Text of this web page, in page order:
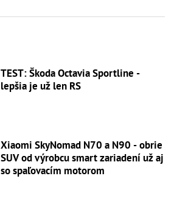
TEST: Škoda Octavia Sportline -
lepšia je už len RS
Xiaomi SkyNomad N70 a N90 - obrie
SUV od výrobcu smart zariadení už aj
so spaľovacím motorom